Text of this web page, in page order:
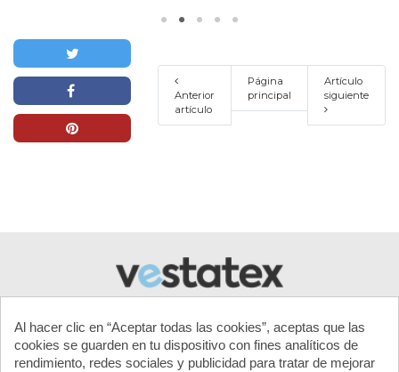
Anterior
artículo
Página
principal
Artículo
siguiente
Al hacer clic en “Aceptar todas las cookies”, aceptas que las
cookies se guarden en tu dispositivo con fines analíticos de
rendimiento, redes sociales y publicidad para tratar de mejorar